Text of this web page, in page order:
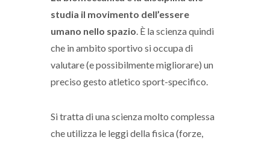
studia il movimento dell’essere
umano nello spazio . È la scienza quindi
che in ambito sportivo si occupa di
valutare (e possibilmente migliorare) un
preciso gesto atletico sport-specifico.
Si tratta di una scienza molto complessa
che utilizza le leggi della fisica (forze,